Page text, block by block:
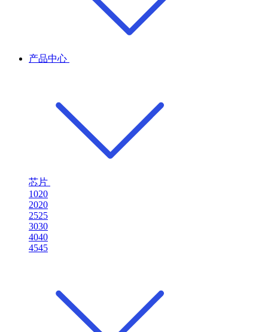
产品中心
芯片
1020
2020
2525
3030
4040
4545